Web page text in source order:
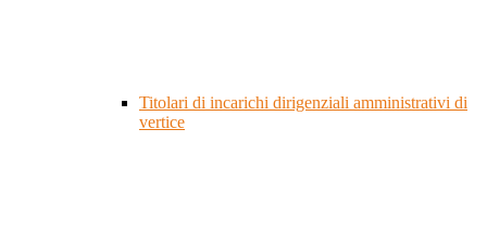
Titolari di incarichi dirigenziali amministrativi di
vertice